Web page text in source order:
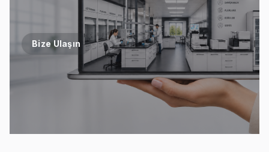
Bize Ulaşın